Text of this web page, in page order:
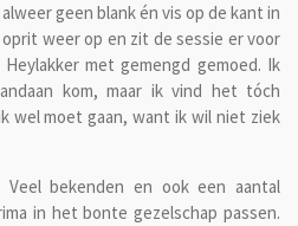
geen blank én vis op de kant in
weer op en zit de sessie er voor
met gemengd gemoed. Ik
kom, maar ik vind het tóch
wel moet gaan, want ik wil niet ziek
Veel bekenden en ook een aantal
in het bonte gezelschap passen.